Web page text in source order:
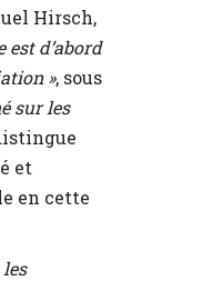
Hirsch,
est d’abord
», sous
sur les
et
en cette
les